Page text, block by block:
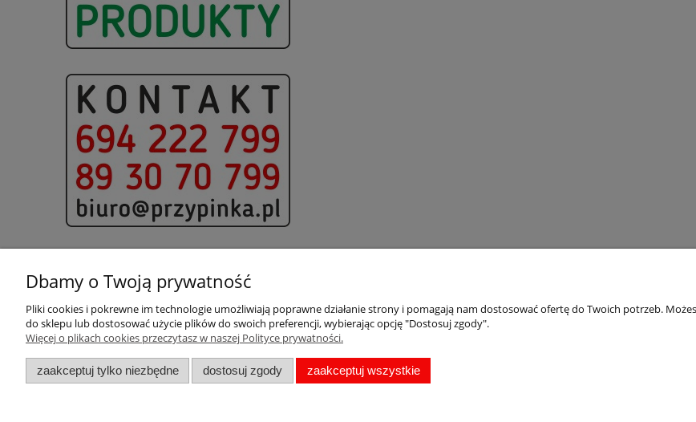
Pomoc
Pytania i odpowiedzi
Metki
Zwroty i reklamacje
Moje konto
Twoje zamówienia
Ustawienia konta
Płatności i dostawa Informacje
Dbamy o Twoją prywatność
Pliki cookies i pokrewne im technologie umożliwiają poprawne działanie strony i pomagają nam dostosować ofertę do Twoich potrzeb.
do sklepu lub dostosować użycie plików do swoich preferencji, wybierając opcję "Dostosuj zgody".
Więcej o plikach cookies przeczytasz w naszej Polityce prywatności.
zaakceptuj tylko niezbędne dostosuj zgody zaakceptuj wszystkie